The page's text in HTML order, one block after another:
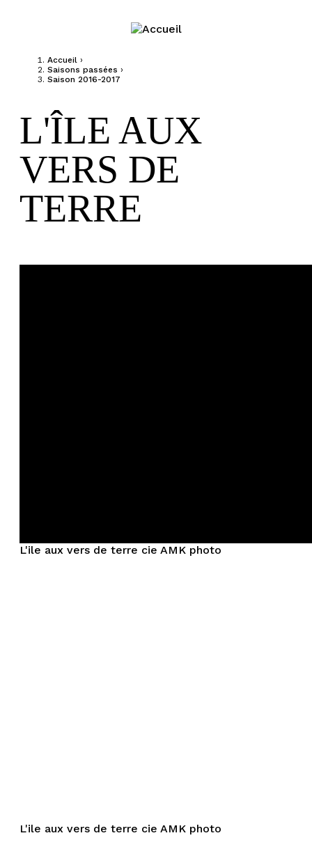
Vous êtes ici
Accueil ›
Saisons passées ›
Saison 2016-2017
L'ÎLE AUX
VERS DE
TERRE
L'ile aux vers de terre cie AMK photo
L'ile aux vers de terre cie AMK photo